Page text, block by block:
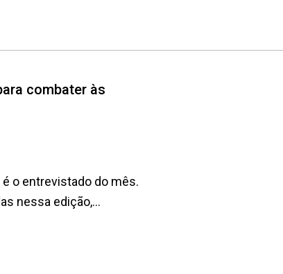
combater às
o entrevistado do mês.
nessa edição,...